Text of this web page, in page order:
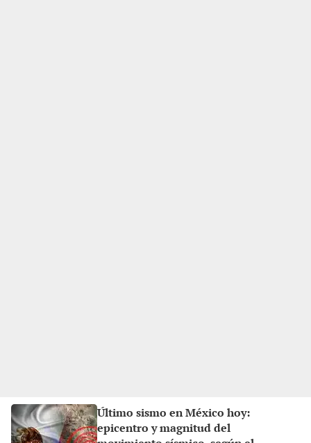
Último sismo en México hoy:
epicentro y magnitud del